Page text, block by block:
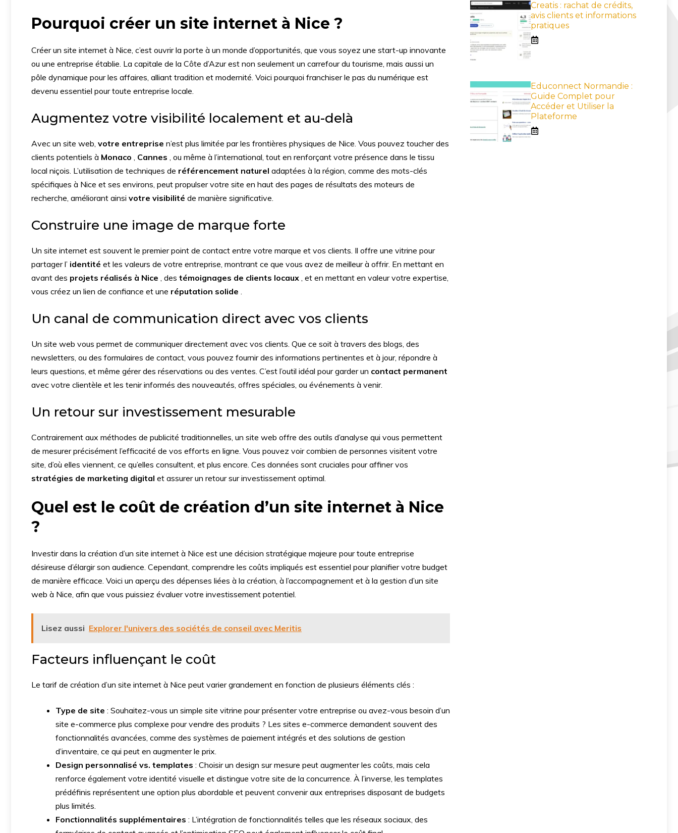
Pourquoi créer un site internet à Nice ?
Créer un site internet à Nice, c’est ouvrir la porte à un monde d’opportunités, que vous soyez une start-up innovante
ou une entreprise établie. La capitale de la Côte d’Azur est non seulement un carrefour du tourisme, mais aussi un
pôle dynamique pour les affaires, alliant tradition et modernité. Voici pourquoi franchiser le pas du numérique est
devenu essentiel pour toute entreprise locale.
Augmentez votre visibilité localement et au-delà
Avec un site web, votre entreprise n’est plus limitée par les frontières physiques de Nice. Vous pouvez toucher des
clients potentiels à Monaco , Cannes , ou même à l’international, tout en renforçant votre présence dans le tissu
local niçois. L’utilisation de techniques de référencement naturel adaptées à la région, comme des mots-clés
spécifiques à Nice et ses environs, peut propulser votre site en haut des pages de résultats des moteurs de
recherche, améliorant ainsi votre visibilité de manière significative.
Construire une image de marque forte
Un site internet est souvent le premier point de contact entre votre marque et vos clients. Il offre une vitrine pour
partager l’ identité et les valeurs de votre entreprise, montrant ce que vous avez de meilleur à offrir. En mettant en
avant des projets réalisés à Nice , des témoignages de clients locaux , et en mettant en valeur votre expertise,
vous créez un lien de confiance et une réputation solide .
Un canal de communication direct avec vos clients
Un site web vous permet de communiquer directement avec vos clients. Que ce soit à travers des blogs, des
newsletters, ou des formulaires de contact, vous pouvez fournir des informations pertinentes et à jour, répondre à
leurs questions, et même gérer des réservations ou des ventes. C’est l’outil idéal pour garder un contact permanent
avec votre clientèle et les tenir informés des nouveautés, offres spéciales, ou événements à venir.
Un retour sur investissement mesurable
Contrairement aux méthodes de publicité traditionnelles, un site web offre des outils d’analyse qui vous permettent
de mesurer précisément l’efficacité de vos efforts en ligne. Vous pouvez voir combien de personnes visitent votre
site, d’où elles viennent, ce qu’elles consultent, et plus encore. Ces données sont cruciales pour affiner vos
stratégies de marketing digital et assurer un retour sur investissement optimal.
Quel est le coût de création d’un site internet à Nice
?
Investir dans la création d’un site internet à Nice est une décision stratégique majeure pour toute entreprise
désireuse d’élargir son audience. Cependant, comprendre les coûts impliqués est essentiel pour planifier votre budget
de manière efficace. Voici un aperçu des dépenses liées à la création, à l’accompagnement et à la gestion d’un site
web à Nice, afin que vous puissiez évaluer votre investissement potentiel.
Lisez aussi Explorer l'univers des sociétés de conseil avec Meritis
Facteurs influençant le coût
Le tarif de création d’un site internet à Nice peut varier grandement en fonction de plusieurs éléments clés :
Type de site : Souhaitez-vous un simple site vitrine pour présenter votre entreprise ou avez-vous besoin d’un
site e-commerce plus complexe pour vendre des produits ? Les sites e-commerce demandent souvent des
fonctionnalités avancées, comme des systèmes de paiement intégrés et des solutions de gestion
d’inventaire, ce qui peut en augmenter le prix.
Design personnalisé vs. templates : Choisir un design sur mesure peut augmenter les coûts, mais cela
renforce également votre identité visuelle et distingue votre site de la concurrence. À l’inverse, les templates
prédéfinis représentent une option plus abordable et peuvent convenir aux entreprises disposant de budgets
plus limités.
Fonctionnalités supplémentaires : L’intégration de fonctionnalités telles que les réseaux sociaux, des
Creatis : rachat de crédits,
avis clients et informations
pratiques
Educonnect Normandie :
Guide Complet pour
Accéder et Utiliser la
Plateforme